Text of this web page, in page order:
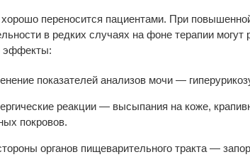
переносится пациентами. При
в редких случаях на фоне терапии
эффекты:
показателей анализов мочи —
реакции — высыпания на коже,
покровов.
органов пищеварительного тракта —